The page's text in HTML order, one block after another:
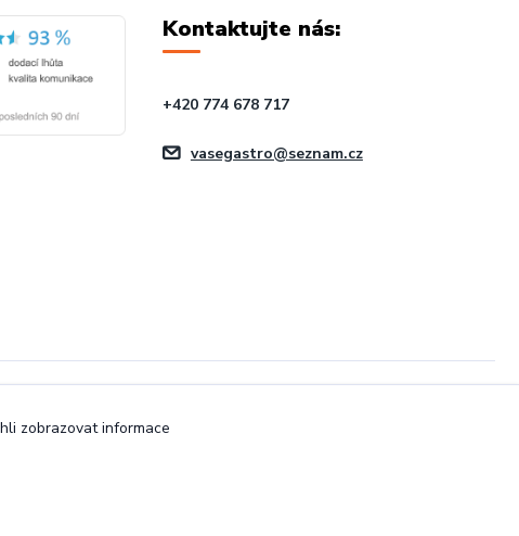
Kontaktujte nás:
+420 774 678 717
vasegastro@seznam.cz
zobrazovat informace